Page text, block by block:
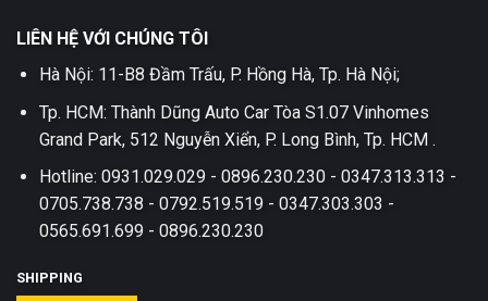
LIÊN HỆ VỚI CHÚNG TÔI
Hà Nội: 11-B8 Đầm Trấu, P. Hồng Hà, Tp. Hà Nội;
Tp. HCM: Thành Dũng Auto Car Tòa S1.07 Vinhomes
Grand Park, 512 Nguyễn Xiển, P. Long Bình, Tp. HCM .
Hotline: 0931.029.029 - 0896.230.230 - 0347.313.313 -
0705.738.738 - 0792.519.519 - 0347.303.303 -
0565.691.699 - 0896.230.230
SHIPPING